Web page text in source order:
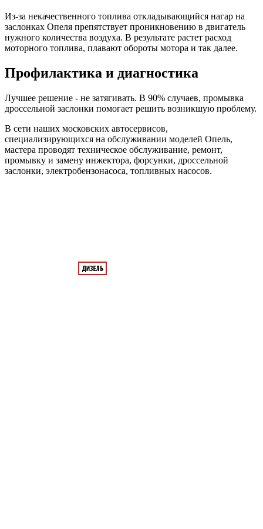
Из-за некачественного топлива откладывающийся нагар на
заслонках Опеля препятствует проникновению в двигатель
нужного количества воздуха. В результате растет расход
моторного топлива, плавают обороты мотора и так далее.
Профилактика и диагностика
Лучшее решение - не затягивать. В 90% случаев, промывка
дроссельной заслонки помогает решить возникшую проблему.
В сети наших московских автосервисов,
специализирующихся на обслуживании моделей Опель,
мастера проводят техническое обслуживание, ремонт,
промывку и замену инжектора, форсунки, дроссельной
заслонки, электробензонасоса, топливных насосов.